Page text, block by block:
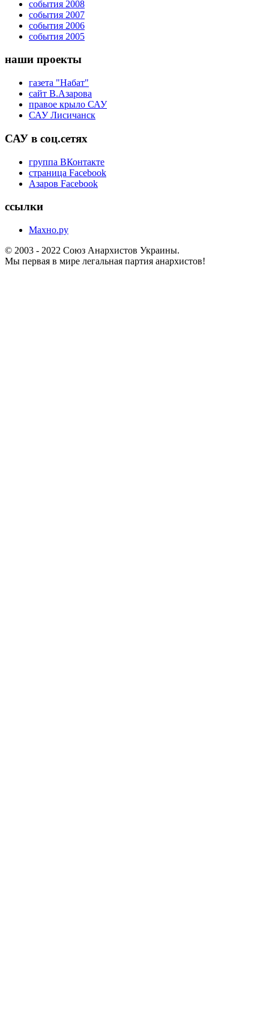
события 2008
события 2007
события 2006
события 2005
наши проекты
газета "Набат"
сайт В.Азарова
правое крыло САУ
САУ Лисичанск
САУ в соц.сетях
группа ВКонтакте
страница Facebook
Азаров Facebook
ссылки
Махно.ру
© 2003 - 2022 Союз Анархистов Украины.
Мы первая в мире легальная партия анархистов!